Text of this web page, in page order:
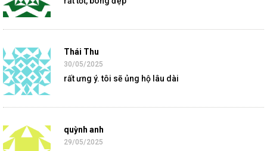
Thái Thu
30/05/2025
rất ưng ý. tôi sẽ ủng hộ lâu dài
quỳnh anh
29/05/2025